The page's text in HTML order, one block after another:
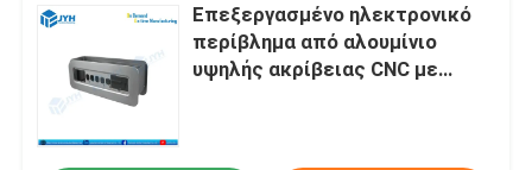
Επεξεργασμένο ηλεκτρονικό
περίβλημα από αλουμίνιο
υψηλής ακρίβειας CNC με